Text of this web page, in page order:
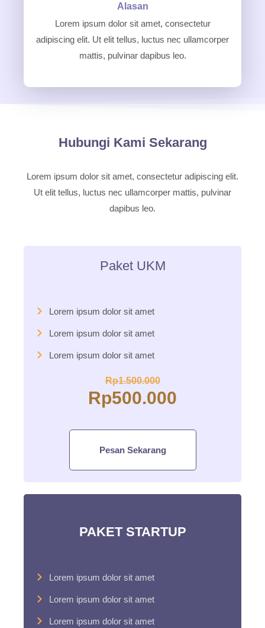
Alasan
Lorem ipsum dolor sit amet, consectetur
adipiscing elit. Ut elit tellus, luctus nec ullamcorper
mattis, pulvinar dapibus leo.
Hubungi Kami Sekarang
Lorem ipsum dolor sit amet, consectetur adipiscing elit.
Ut elit tellus, luctus nec ullamcorper mattis, pulvinar
dapibus leo.
Paket UKM
Lorem ipsum dolor sit amet
Lorem ipsum dolor sit amet
Lorem ipsum dolor sit amet
Rp1.500.000
Rp500.000
Pesan Sekarang
PAKET STARTUP
Lorem ipsum dolor sit amet
Lorem ipsum dolor sit amet
Lorem ipsum dolor sit amet